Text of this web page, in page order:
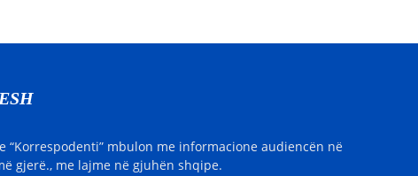
“Korrespodenti” mbulon me informacione audiencën në
gjerë., me lajme në gjuhën shqipe.